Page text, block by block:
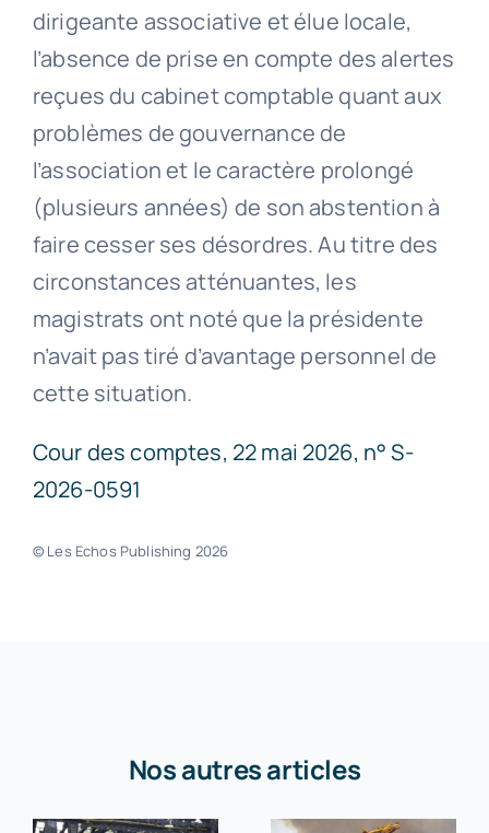
dirigeante associative et élue locale,
l’absence de prise en compte des alertes
reçues du cabinet comptable quant aux
problèmes de gouvernance de
l’association et le caractère prolongé
(plusieurs années) de son abstention à
faire cesser ses désordres. Au titre des
circonstances atténuantes, les
magistrats ont noté que la présidente
n’avait pas tiré d’avantage personnel de
cette situation.
Cour des comptes, 22 mai 2026, n° S-
2026-0591
© Les Echos Publishing 2026
Nos autres articles